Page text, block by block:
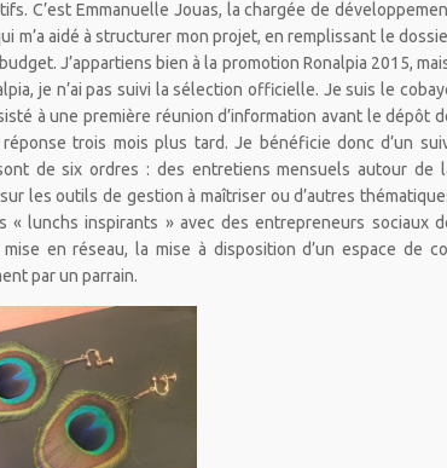
C’est Emmanuelle Jouas, la chargée de
m’a aidé à structurer mon projet, en remplissant le
J’appartiens bien à la promotion Ronalpia 2015,
je n’ai pas suivi la sélection officielle. Je suis le
à une première réunion d’information avant le dépôt
trois mois plus tard. Je bénéficie donc d’un
de six ordres : des entretiens mensuels autour de
les outils de gestion à maîtriser ou d’autres
« lunchs inspirants » avec des entrepreneurs sociaux
en réseau, la mise à disposition d’un espace de
par un parrain.